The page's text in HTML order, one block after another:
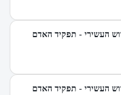
העשירי - תפקיד האדם
העשירי - תפקיד האדם